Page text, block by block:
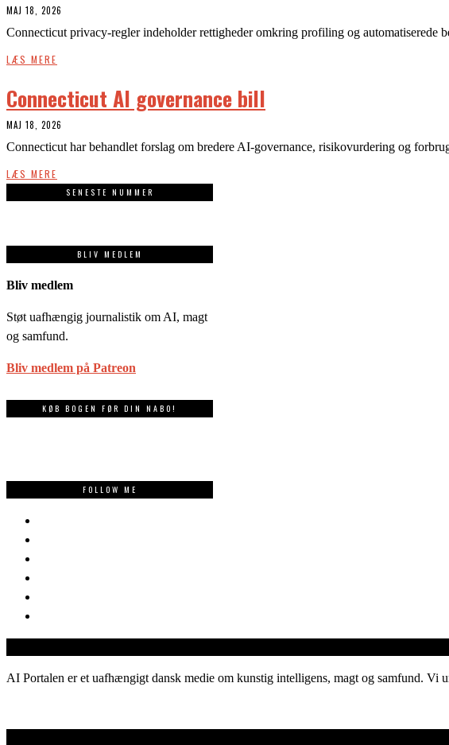
MAJ 18, 2026
Connecticut privacy-regler indeholder rettigheder omkring profiling og automatiserede
LÆS MERE
Connecticut AI governance bill
MAJ 18, 2026
Connecticut har behandlet forslag om bredere AI-governance, risikovurdering og
LÆS MERE
SENESTE NUMMER
BLIV MEDLEM
Bliv medlem
Støt uafhængig journalistik om AI, magt
og samfund.
Bliv medlem på Patreon
KØB BOGEN FØR DIN NABO!
FOLLOW ME
AI Portalen er et uafhængigt dansk medie om kunstig intelligens, magt og samfund.